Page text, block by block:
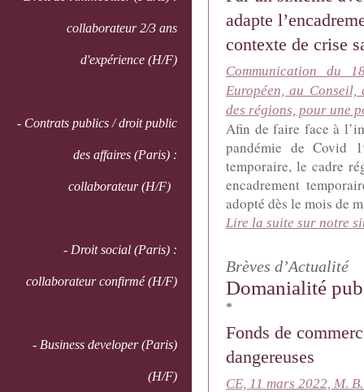
collaborateur 2/3 ans
d'expérience (H/F)
- Contrats publics / droit public
des affaires (Paris) :
collaborateur (H/F)
- Droit social (Paris) :
collaborateur confirmé (H/F)
- Business developer (Paris)
(H/F)
adapte
contexte de crise
Communication du
Européen, au
des régions, pour une
Afin de faire face à
pandémie de Covid
temporaire, le cadre
encadrement
adopté dès le mois de
Lire la suite sur notre
Brèves d’Actualité
Domanialité
*
Fonds de
dangereuses
CE, 11 mars 2022, M.